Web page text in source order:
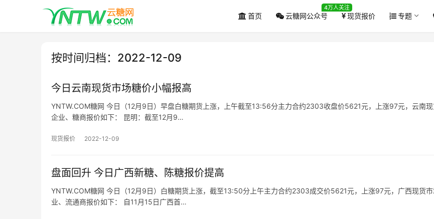
首页 云糖网公众号
4万人关注
现货报价 专题
按时间归档：2022-12-09
今日云南现货市场糖价小幅报高
YNTW.COM糖网 今日（12月9日）早盘白糖期货上涨，上午截至13:56分主力合约2303收盘价5621元，上涨97元，云南
企业、糖商报价如下： 昆明：截至12月9…
现货报价 2022-12-09
盘面回升 今日广西新糖、陈糖报价提高
YNTW.COM糖网 今日（12月9日）白糖期货上涨，截至13:50分上午主力合约2303成交价5621元，上涨97元，广西现货
业、流通商报价如下： 自11月15日广西首…